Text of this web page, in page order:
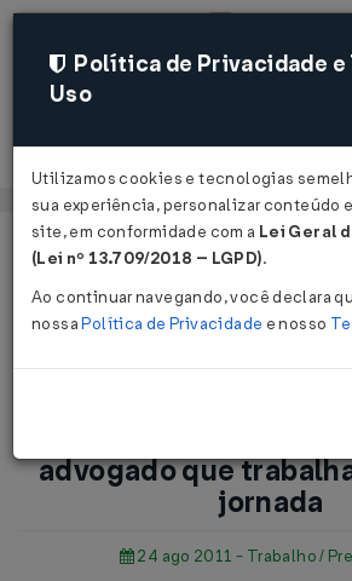
Página Inicial
Notícias
além da jornada...
Empregador pagará
advogado que
jornada
24 ago 2011 - Trabalho /
Política de Privacidade e
Uso
Utilizamos cookies e tecnologias
sua experiência, personalizar conteúdo
site, em conformidade com a Lei Geral
(Lei nº 13.709/2018 – LGPD).
Ao continuar navegando, você declara
nossaPolítica de Privacidade e nosso